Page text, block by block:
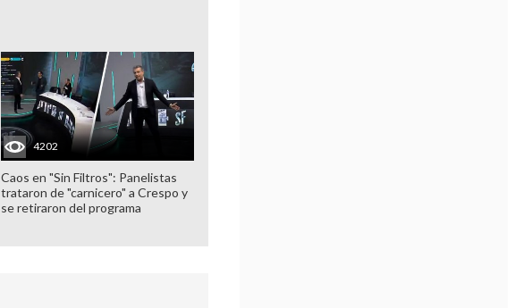
4202
Caos en "Sin Filtros": Panelistas
trataron de "carnicero" a Crespo y
se retiraron del programa